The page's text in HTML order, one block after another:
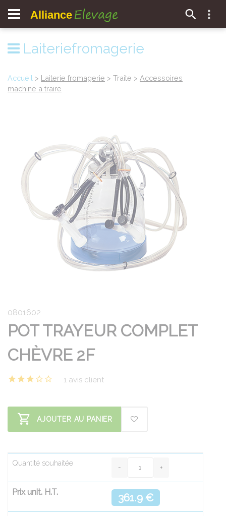
Alliance Elevage
Laiteriefromagerie
Accueil > Laiterie fromagerie > Traite > Accessoires
machine a traire
0801602
POT TRAYEUR COMPLET
CHÈVRE 2F
1 avis client
AJOUTER AU PANIER
Quantité souhaitée
Prix unit. H.T. 361.9 €